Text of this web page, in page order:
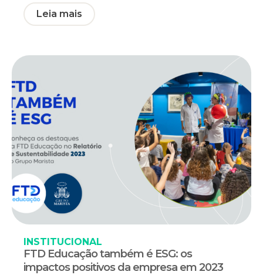
Leia mais
INSTITUCIONAL
FTD Educação também é ESG: os
impactos positivos da empresa em 2023